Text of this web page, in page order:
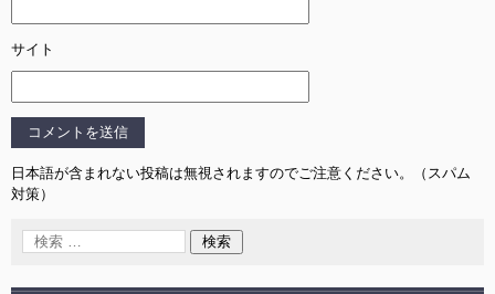
サイト
日本語が含まれない投稿は無視されますのでご注意ください。（スパム
対策）